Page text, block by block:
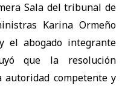
Sala del tribunal de
Karina Ormeño
y el abogado integrante
que la resolución
competente y